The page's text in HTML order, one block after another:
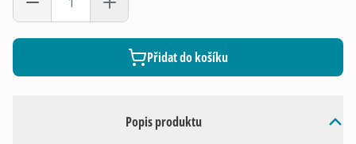
Popis produktu
Přidat do košíku